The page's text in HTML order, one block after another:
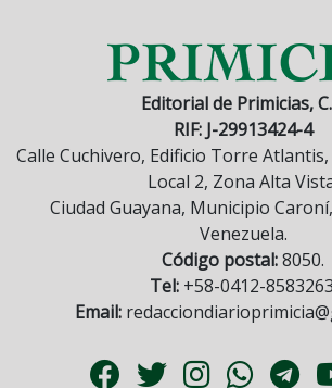
Editorial de Primicias,
RIF: J-29913424-4
Calle Cuchivero, Edificio Torre
Local 2, Zona Alta
Ciudad Guayana, Municipio
Venezuela.
Código postal:8050.
Tel:+58-0412-
Email: